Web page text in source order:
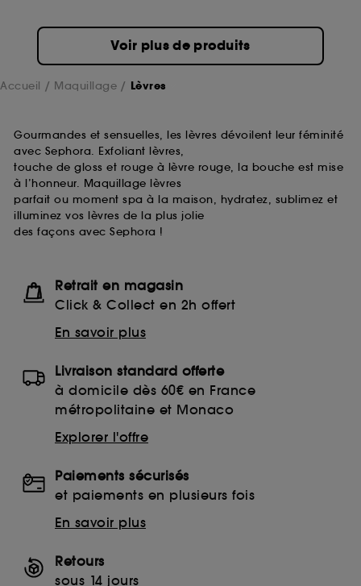
Voir plus de produits
Accueil Maquillage Lèvres
Gourmandes et sensuelles, les lèvres dévoilent leur féminité
avec Sephora. Exfoliant lèvres,
touche de gloss et rouge à lèvre rouge, la bouche est mise
à l’honneur. Maquillage lèvres
parfait ou moment spa à la maison, hydratez, sublimez et
illuminez vos lèvres de la plus jolie
des façons avec Sephora !
Retrait en magasin
Click & Collect en 2h offert
En savoir plus
Livraison standard offerte
à domicile dès 60€ en France
métropolitaine et Monaco
Explorer l'offre
Paiements sécurisés
et paiements en plusieurs fois
En savoir plus
Retours
sous 14 jours
choix" ci-dessous ou décider de "tout accepter".
Sephora pourra associer les informations de
navigation collectées par ces Cookies, pour les
finalités acceptées, avec les données personnelles
sur "continuer sans accepter". Voous pouvez à tout
moment choisir de retirer votrte consentement. Si vous
souhaitez obtenir plus d'information sur les cookies
utilisés, cliquezici